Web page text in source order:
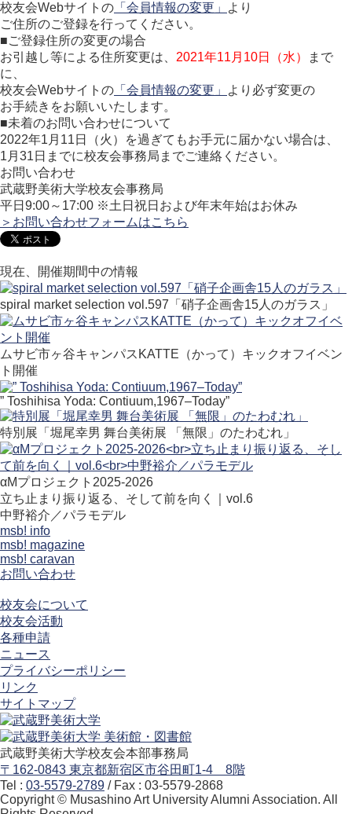
校友会Webサイトの 「会員情報の変更」
より
ご住所のご登録を行ってください。
■ご登録住所の変更の場合
お引越し等による住所変更は、 2021年11月10日（水）
まで
に、
校友会Webサイトの 「会員情報の変更」
より必ず変更の
お手続きをお願いいたします。
■未着のお問い合わせについて
2022年1月11日（火）を過ぎてもお手元に届かない場合は、
1月31日までに校友会事務局までご連絡ください。
お問い合わせ
武蔵野美術大学校友会事務局
平日9:00～17:00 ※土日祝日および年末年始はお休み
＞お問い合わせフォームはこちら
現在、開催期間中の情報
spiral market selection vol.597「硝子企画舎15人のガラス」
ムサビ市ヶ谷キャンパスKATTE（かって）キックオフイベン
ト開催
” Toshihisa Yoda: Contiuum,1967–Today”
特別展「堀尾幸男 舞台美術展 「無限」のたわむれ」
αMプロジェクト2025-2026
立ち止まり振り返る、そして前を向く｜vol.6
中野裕介／パラモデル
msb! info
msb! magazine
msb! caravan
お問い合わせ
校友会について
校友会活動
各種申請
ニュース
プライバシーポリシー
リンク
サイトマップ
武蔵野美術大学校友会本部事務局
〒162-0843 東京都新宿区市谷田町1-4 8階
Tel : 03-5579-2789 / Fax : 03-5579-2868
Copyright © Musashino Art University Alumni Association. All